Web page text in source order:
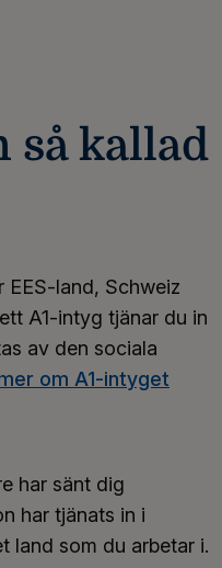
så kallad
EES-land, Schweiz
A1-intyg tjänar du in
av den sociala
om A1-intyget
har sänt dig
har tjänats in i
land som du arbetar i.